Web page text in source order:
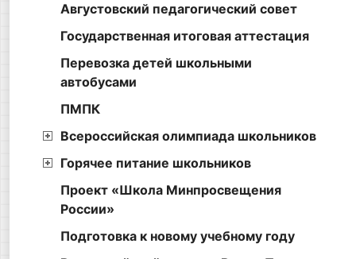
Августовский педагогический совет
Государственная итоговая аттестация
Перевозка детей школьными
автобусами
ПМПК
Всероссийская олимпиада школьников
Горячее питание школьников
Проект «Школа Минпросвещения
России»
Подготовка к новому учебному году